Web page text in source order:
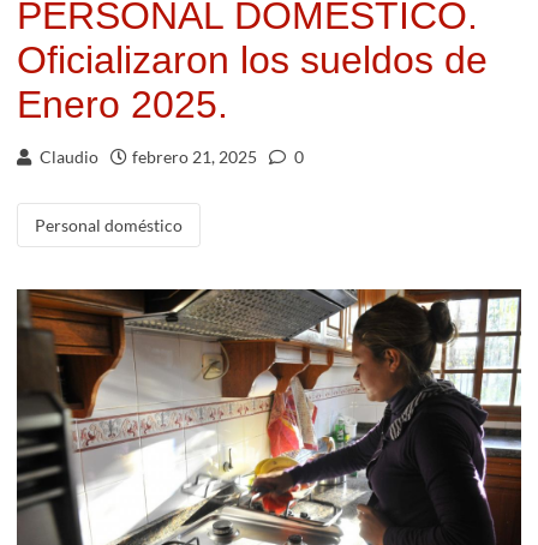
PERSONAL DOMESTICO.
Oficializaron los sueldos de
Enero 2025.
Claudio febrero 21, 2025 0
Personal doméstico